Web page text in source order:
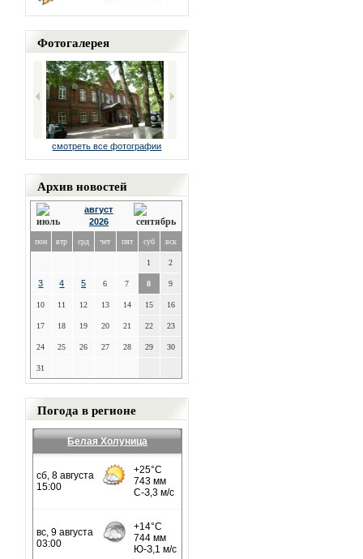
Фотогалерея
смотреть все фотографии
Архив новостей
август
2026
пон втр срд чет пят суб вск
1 2
3 4 5 6 7 8 9
10 11 12 13 14 15 16
17 18 19 20 21 22 23
24 25 26 27 28 29 30
31
Погода в регионе
Белая Холуница